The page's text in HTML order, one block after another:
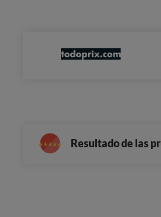
Resultado de las